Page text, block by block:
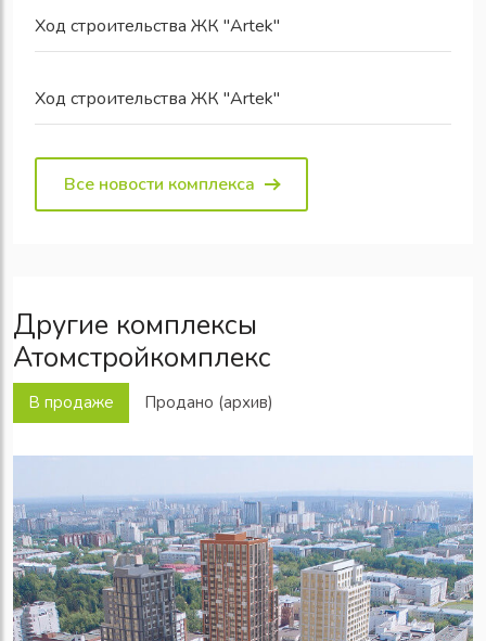
Ход строительства ЖК "Artek"
Ход строительства ЖК "Artek"
Все новости комплекса
Другие комплексы
Атомстройкомплекс
В продаже Продано (архив)